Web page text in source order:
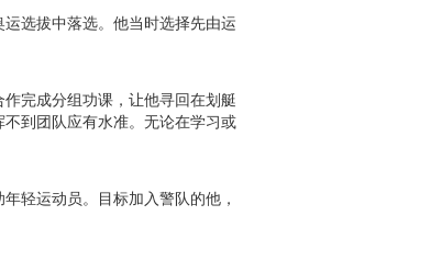
选拔中落选。他当时选择先由运
完成分组功课，让他寻回在划艇
到团队应有水准。无论在学习或
轻运动员。目标加入警队的他，